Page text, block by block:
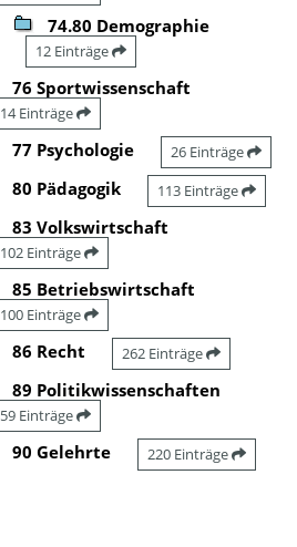
74.80 Demographie
12 Einträge
76 Sportwissenschaft
14 Einträge
77 Psychologie 26 Einträge
80 Pädagogik 113 Einträge
83 Volkswirtschaft
102 Einträge
85 Betriebswirtschaft
100 Einträge
86 Recht 262 Einträge
89 Politikwissenschaften
59 Einträge
90 Gelehrte 220 Einträge